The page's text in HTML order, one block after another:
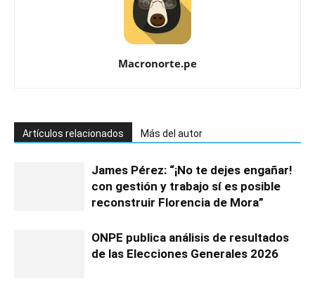
Macronorte.pe
Artículos relacionados Más del autor
James Pérez: “¡No te dejes engañar!
con gestión y trabajo sí es posible
reconstruir Florencia de Mora”
ONPE publica análisis de resultados
de las Elecciones Generales 2026